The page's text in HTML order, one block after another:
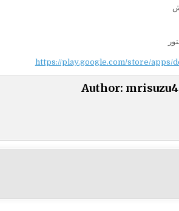
https://play.google.com/store/apps/
Author: